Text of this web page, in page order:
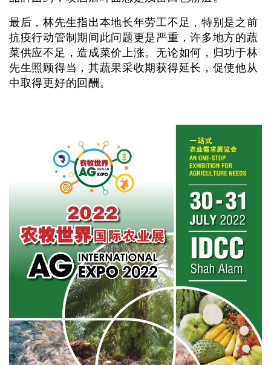
最后，林先生指出本地长年劳工不足，特别是之前
抗疫行动管制期间此问题更是严重，许多地方的蔬
菜供应不足，造成菜价上涨。无论如何，归功于林
先生照顾得当，其蔬果采收期获得延长，促使他从
中取得更好的回酬。